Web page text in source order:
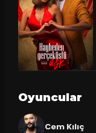
Oyuncular
Cem Kılıç